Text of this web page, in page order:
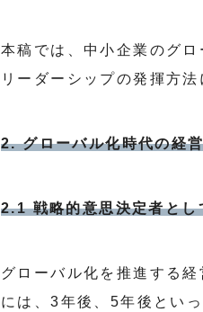
本稿では、中小企業のグ
リーダーシップの発揮方
2. グローバル化時代の経
2.1 戦略的意思決定者とし
グローバル化を推進する
には、3年後、5年後とい